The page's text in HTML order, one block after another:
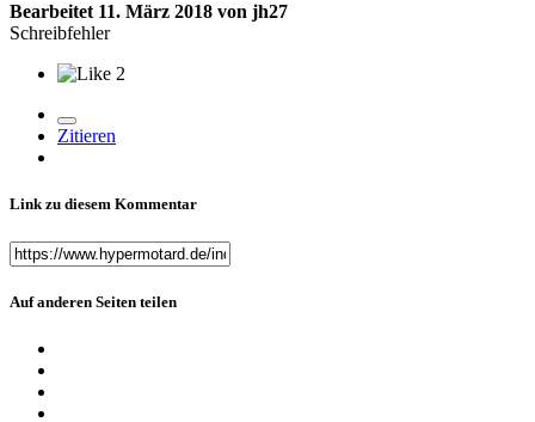
Bearbeitet 11. März 2018 von jh27
Schreibfehler
2
Zitieren
Link zu diesem Kommentar
Auf anderen Seiten teilen